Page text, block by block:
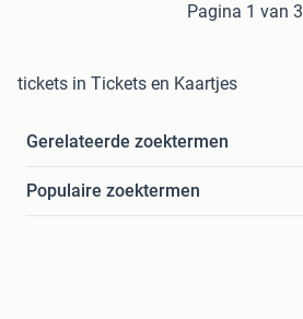
Pagina 1 van 3
tickets in Tickets en Kaartjes
Gerelateerde zoektermen
Populaire zoektermen